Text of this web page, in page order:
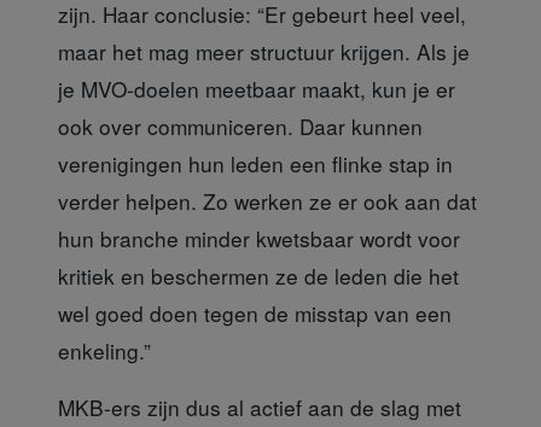
zijn. Haar conclusie: “Er gebeurt heel veel,
maar het mag meer structuur krijgen. Als je
je MVO-doelen meetbaar maakt, kun je er
ook over communiceren. Daar kunnen
verenigingen hun leden een flinke stap in
verder helpen. Zo werken ze er ook aan dat
hun branche minder kwetsbaar wordt voor
kritiek en beschermen ze de leden die het
wel goed doen tegen de misstap van een
enkeling.”
MKB-ers zijn dus al actief aan de slag met